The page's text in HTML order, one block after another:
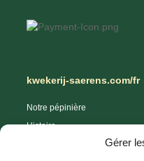
Gérer
kwekerij-saerens.com/fr
Notre pépinière
Histoire